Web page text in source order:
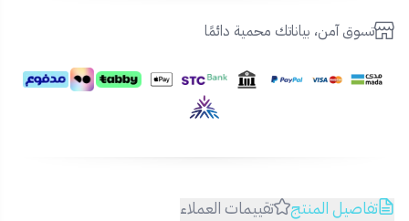
تسوق آمن، بياناتك محمية دائمًا
تفاصيل المنتج تقييمات العملاء